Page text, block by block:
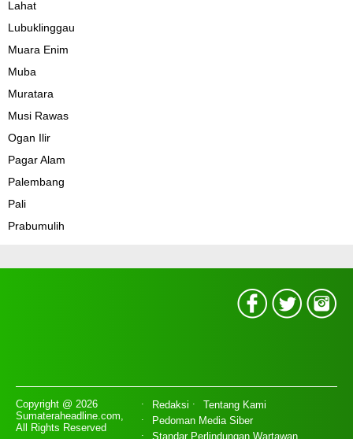
Lahat
Lubuklinggau
Muara Enim
Muba
Muratara
Musi Rawas
Ogan Ilir
Pagar Alam
Palembang
Pali
Prabumulih
Copyright @ 2026
Sumateraheadline.com,
All Rights Reserved
Redaksi
Tentang Kami
Pedoman Media Siber